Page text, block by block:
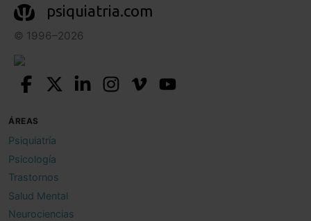
psiquiatria.com
© 1996–2026
ÁREAS
Psiquiatría
Psicología
Trastornos
Salud Mental
Neurociencias